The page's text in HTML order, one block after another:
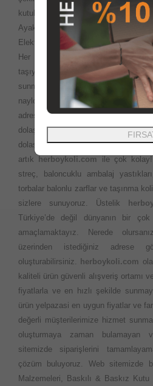
kutuları, gıda kutuları, ofset
Ayakkabı kutuları, Yedekparça
Elektronik cihaz kutularını en
Her yerde ihtiyaç
taşıyacaksınız? Çok fazla ürün
sunma politikamız ile istediğiniz
naylon ambalaj ürünlerini aynı
adresinize teslim ediyoruz.
dolaşmanıza gerek yok. Önceleri
dolaşarak rica ile bulmaya
artık
herboykoli.com ile çok
streç, baloncuklu ambalaj
torbalar balonlu zarflar ve taşınma
sizlere sunuyoruz. Üstelik
Türkiye’de değil dünyanın bir
amaçlamaktayız. Nerede
üzerinden istediğiniz adrese
oluşturabilirsiniz.
herboykoli.com
kaliteli ürün güvenli alışveriş ortamı
fiyatlarla ve en hızlı şekilde
ürün yelpazasi en uygun fiyatlar ve
değerli müşterilerimize hizmet
oluşturmaya zaman bulamayan
sitemizde siparişlerini
çözüm buluyoruz. Web sitemizde
Malzemeleri, Baskılı & Baskız